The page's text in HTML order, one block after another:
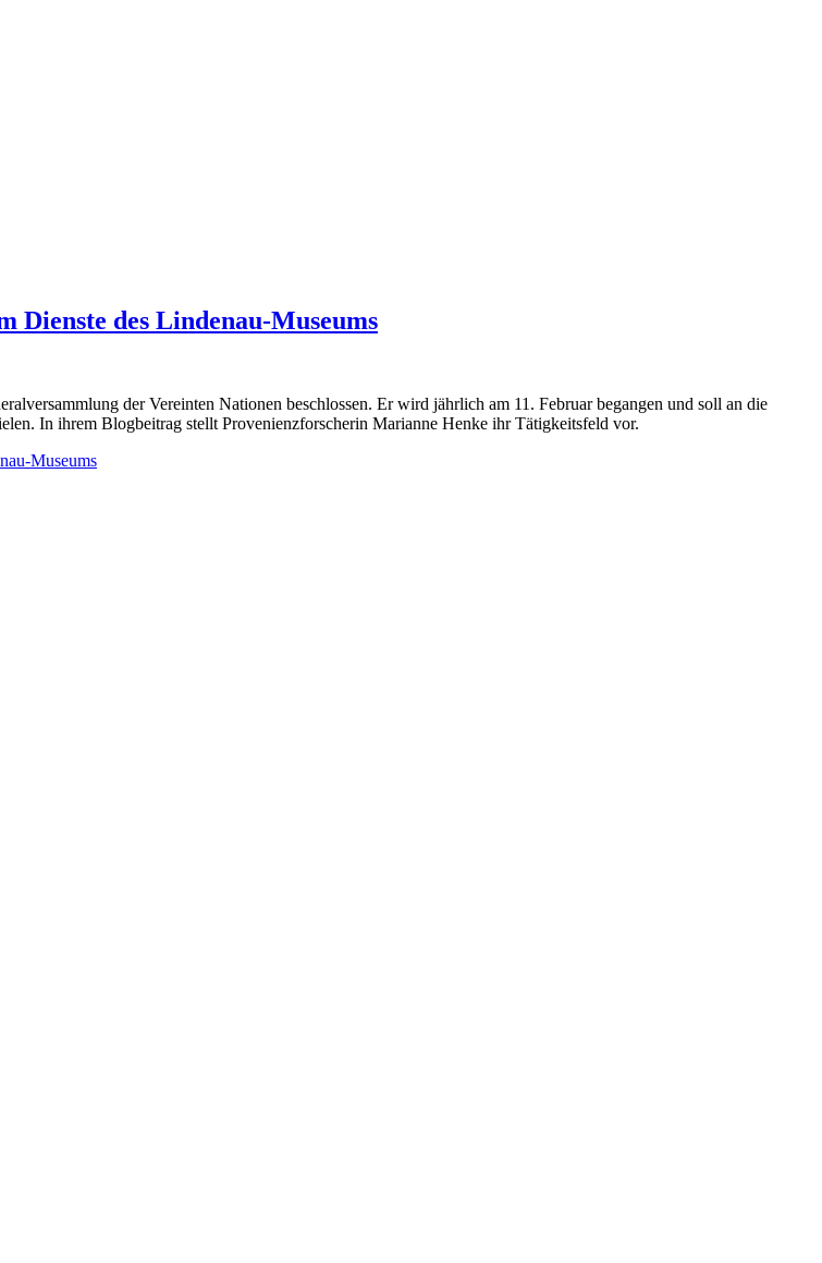
Dienste des Lindenau-Museums
der Vereinten Nationen beschlossen. Er wird jährlich am 11. Februar begangen und soll an die
In ihrem Blogbeitrag stellt Provenienzforscherin Marianne Henke ihr Tätigkeitsfeld vor.
Museums